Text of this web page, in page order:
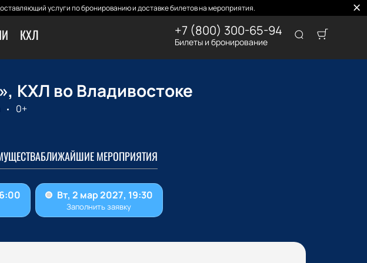
услуги по бронированию и доставке билетов на мероприятия.
КХЛ +7 (800) 300-65-94
Билеты и бронирование
КХЛ во Владивостоке
0+
БЛИЖАЙШИЕ МЕРОПРИЯТИЯ